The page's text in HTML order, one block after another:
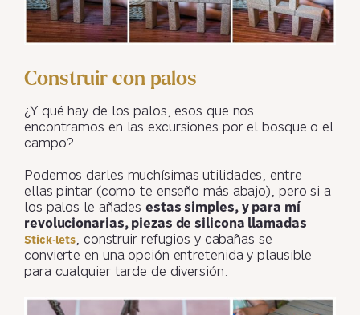
Construir con palos
¿Y qué hay de los palos, esos que nos
encontramos en las excursiones por el bosque o el
campo?
Podemos darles muchísimas utilidades, entre
ellas pintar (como te enseño más abajo), pero si a
los palos le añades estas simples, y para mí
revolucionarias, piezas de silicona llamadas
Stick-lets, construir refugios y cabañas se
convierte en una opción entretenida y plausible
para cualquier tarde de diversión.